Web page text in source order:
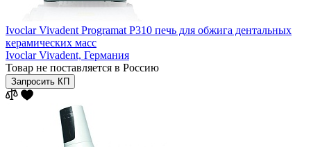
Ivoclar Vivadent Programat P310 печь для обжига дентальных
керамических масс
Ivoclar Vivadent, Германия
Товар не поставляется в Россию
Запросить КП